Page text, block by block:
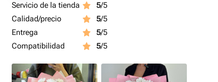
Servicio de la tienda 5/5
Calidad/precio
5/5
Entrega
5/5
Compatibilidad
5/5